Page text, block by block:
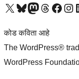
आमच्या X (एक्स) (पूर्वीचे ट्विटर) खात्याला भेट द्या आमच्या ब्लूस्की खात्याला भेट द्या.आमच्या Mastodon खात्याला भेट द्या.आमच्या थ्रेड्स खात्याला भेट द्या. आमच्या फेसबुक पेजला भेट द्या आमच्या इंस्टाग्राम खात्याला भेट द्या आमच्या
कोड कविता आहे
The WordPress®
WordPress